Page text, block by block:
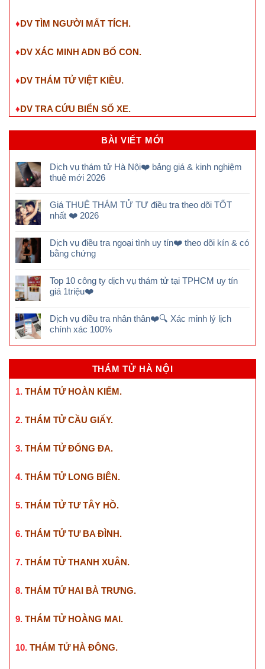
♦DV TÌM NGƯỜI MẤT TÍCH.
♦DV XÁC MINH ADN BỐ CON.
♦DV THÁM TỬ VIỆT KIỀU.
♦DV TRA CỨU BIỂN SỐ XE.
BÀI VIẾT MỚI
Dịch vụ thám tử Hà Nội❤️ bảng giá & kinh nghiệm
thuê mới 2026
Giá THUÊ THÁM TỬ TƯ điều tra theo dõi TỐT
nhất ❤️ 2026
Dịch vụ điều tra ngoại tình uy tín❤️ theo dõi kín & có
bằng chứng
Top 10 công ty dịch vụ thám tử tại TPHCM uy tín
giá 1triệu❤️
Dịch vụ điều tra nhân thân❤️🔍 Xác minh lý lịch
chính xác 100%
THÁM TỬ HÀ NỘI
1. THÁM TỬ HOÀN KIẾM .
2. THÁM TỬ CẦU GIẤY.
3. THÁM TỬ ĐỐNG ĐA.
4. THÁM TỬ LONG BIÊN .
5. THÁM TỬ TƯ TÂY HỒ.
6. THÁM TỬ TƯ BA ĐÌNH .
7. THÁM TỬ THANH XUÂN .
8. THÁM TỬ HAI BÀ TRƯNG.
9. THÁM TỬ HOÀNG MAI .
10. THÁM TỬ HÀ ĐÔNG.